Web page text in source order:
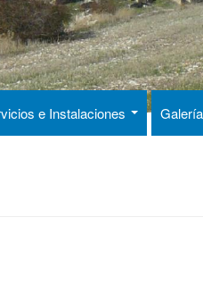
e Instalaciones